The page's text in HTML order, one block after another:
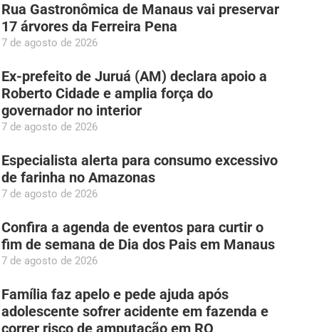
Rua Gastronômica de Manaus vai preservar
17 árvores da Ferreira Pena
7 de agosto de 2026
Ex-prefeito de Juruá (AM) declara apoio a
Roberto Cidade e amplia força do
governador no interior
7 de agosto de 2026
Especialista alerta para consumo excessivo
de farinha no Amazonas
7 de agosto de 2026
Confira a agenda de eventos para curtir o
fim de semana de Dia dos Pais em Manaus
7 de agosto de 2026
Família faz apelo e pede ajuda após
adolescente sofrer acidente em fazenda e